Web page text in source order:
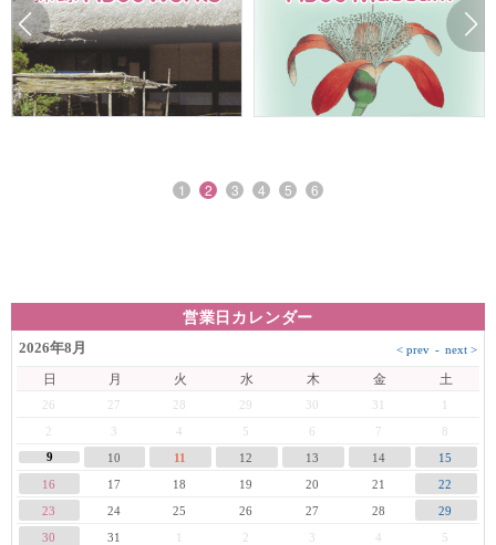
1 2 3 4 5 6
営業日カレンダー
2026年8月
日 月 火 水 木 金 土
26 27 28 29 30 31
1
3 4 5 6 7
8
9
10 11 12 13 14
15
16
17 18 19 20 21
22
23
24 25 26 27 28
29
30
31 1 3 4 5